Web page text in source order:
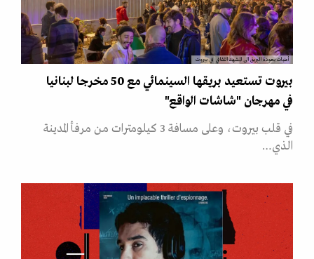
أمنيات بعودة البريق الى المشهد الثقافي في بيروت
بيروت تستعيد بريقها السينمائي مع 50 مخرجا لبنانيا
في مهرجان "شاشات الواقع"
في قلب بيروت، وعلى مسافة 3 كيلومترات من مرفأ المدينة
الذي…